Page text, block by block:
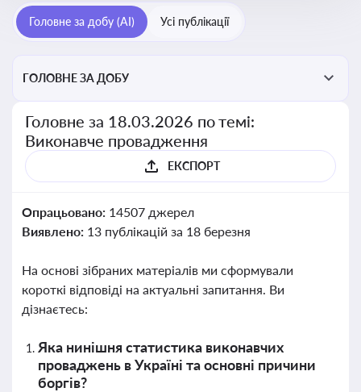
завершенню проваджень, діяльності державних і
приватних виконавців
Головне за добу (AI) Усі публікації
ГОЛОВНЕ ЗА ДОБУ
Головне за 18.03.2026 по темі:
Виконавче провадження
ЕКСПОРТ
Опрацьовано: 14507 джерел
Виявлено: 13 публікацій за 18 березня
На основі зібраних матеріалів ми сформували
короткі відповіді на актуальні запитання. Ви
дізнаєтесь:
Яка нинішня статистика виконавчих
проваджень в Україні та основні причини
боргів?